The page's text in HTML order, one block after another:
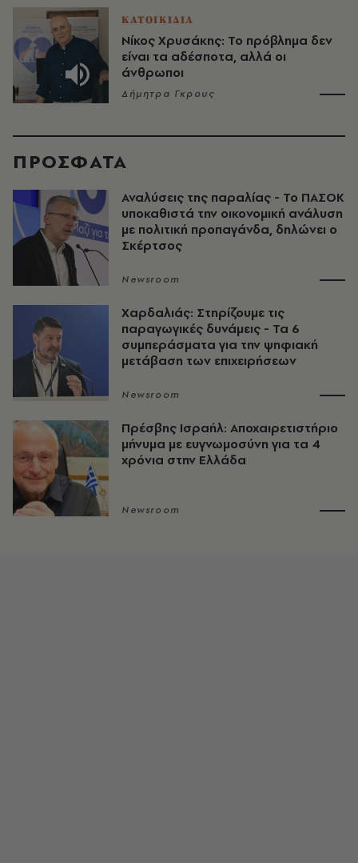
ΚΑΤΟΙΚΙΔΙΑ
Νίκος Χρυσάκης: Το πρόβλημα δεν
είναι τα αδέσποτα, αλλά οι
άνθρωποι
Δήμητρα Γκρους
ΠΡΟΣΦΑΤΑ
Αναλύσεις της παραλίας - Το ΠΑΣΟΚ
υποκαθιστά την οικονομική ανάλυση
με πολιτική προπαγάνδα, δηλώνει ο
Σκέρτσος
Newsroom
Χαρδαλιάς: Στηρίζουμε τις
παραγωγικές δυνάμεις - Τα 6
συμπεράσματα για την ψηφιακή
μετάβαση των επιχειρήσεων
Newsroom
Πρέσβης Ισραήλ: Αποχαιρετιστήριο
μήνυμα με ευγνωμοσύνη για τα 4
χρόνια στην Ελλάδα
Newsroom